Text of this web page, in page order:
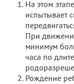
На этом
испытывает
При
минимум
часа по
Рождение